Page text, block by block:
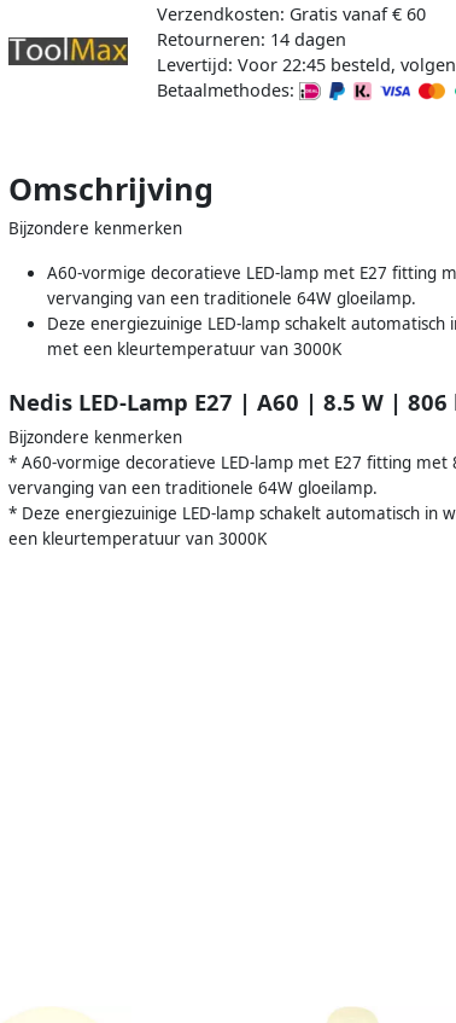
Verzendkosten: Gratis vanaf € 60
Retourneren: 14 dagen
Levertijd: Voor 22:45 besteld,
Betaalmethodes:
Omschrijving
Bijzondere kenmerken
A60-vormige decoratieve LED-lamp met E27 fitting
vervanging van een traditionele 64W gloeilamp.
Deze energiezuinige LED-lamp schakelt
met een kleurtemperatuur van 3000K
Nedis LED-Lamp E27 | A60 | 8.5 W |
Bijzondere kenmerken
* A60-vormige decoratieve LED-lamp met E27 fitting
vervanging van een traditionele 64W gloeilamp.
* Deze energiezuinige LED-lamp schakelt automatisch
een kleurtemperatuur van 3000K